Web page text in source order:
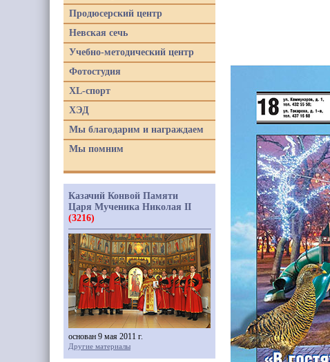
Продюсерский центр
Невская сечь
Учебно-методический центр
Фотостудия
XL-спорт
ХЭД
Мы благодарим и награждаем
Мы помним
Казачий Конвой Памяти
Царя Мученика Николая II
(3216)
основан 9 мая 2011 г.
Другие материалы